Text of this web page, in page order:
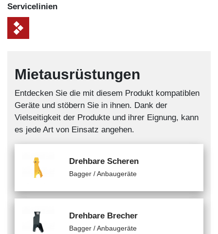
Service­linien
Mietausrüstungen
Entdecken Sie die mit diesem Produkt kompatiblen
Geräte und stöbern Sie in ihnen. Dank der
Vielseitigkeit der Produkte und ihrer Eignung, kann
es jede Art von Einsatz angehen.
Drehbare Scheren
Bagger / Anbaugeräte
Drehbare Brecher
Bagger / Anbaugeräte